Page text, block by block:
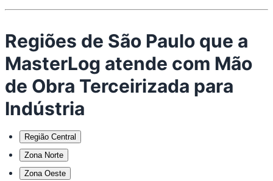
Regiões de São Paulo que a
MasterLog atende com Mão
de Obra Terceirizada para
Indústria
Região Central
Zona Norte
Zona Oeste